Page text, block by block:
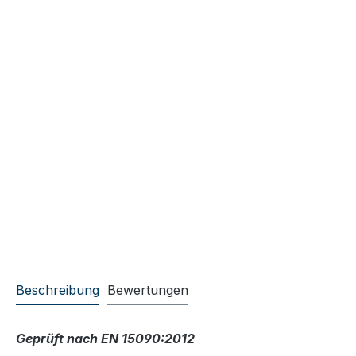
Beschreibung Bewertungen
Geprüft nach EN 15090:2012